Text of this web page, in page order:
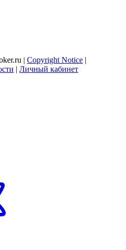
| Copyright Notice |
| Личный кабинет